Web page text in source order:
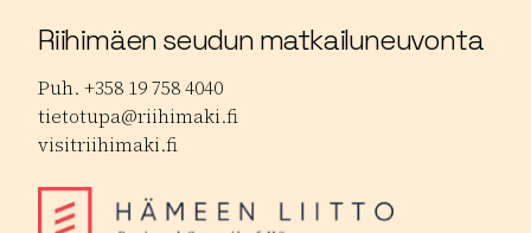
Riihimäen seudun matkailuneuvonta
Puh. +358 19 758 4040
tietotupa@riihimaki.fi
visitriihimaki.fi